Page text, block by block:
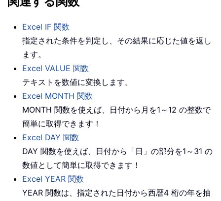
Excel IF 関数
指定された条件を判定し、その結果に応じた値を返し
ます。
Excel VALUE 関数
テキストを数値に変換します。
Excel MONTH 関数
MONTH 関数を使えば、日付から月を1～12 の整数で
簡単に取得できます！
Excel DAY 関数
DAY 関数を使えば、日付から「日」の部分を1～31 の
数値として簡単に取得できます！
Excel YEAR 関数
YEAR 関数は、指定された日付から西暦4 桁の年を抽